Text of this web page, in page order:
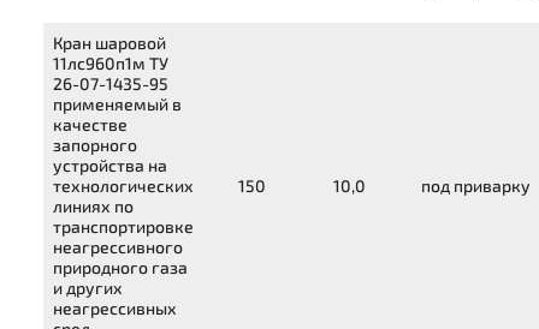
Кран шаровой
11лс960п1м ТУ
26-07-1435-95
применяемый в
качестве
запорного
устройства на
технологических
линиях по
транспортировке
неагрессивного
природного газа
и других
неагрессивных
150 10,0 под приварку